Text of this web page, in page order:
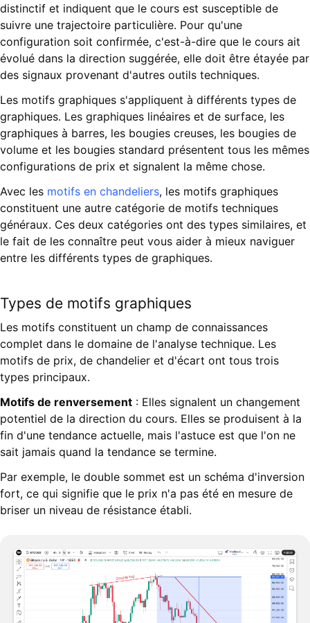
distinctif et indiquent que le cours est susceptible de
suivre une trajectoire particulière. Pour qu'une
configuration soit confirmée, c'est-à-dire que le cours ait
évolué dans la direction suggérée, elle doit être étayée par
des signaux provenant d'autres outils techniques.
Les motifs graphiques s'appliquent à différents types de
graphiques. Les graphiques linéaires et de surface, les
graphiques à barres, les bougies creuses, les bougies de
volume et les bougies standard présentent tous les mêmes
configurations de prix et signalent la même chose.
Avec les motifs en chandeliers, les motifs graphiques
constituent une autre catégorie de motifs techniques
généraux. Ces deux catégories ont des types similaires, et
le fait de les connaître peut vous aider à mieux naviguer
entre les différents types de graphiques.
Types de motifs graphiques
Les motifs constituent un champ de connaissances
complet dans le domaine de l'analyse technique. Les
motifs de prix, de chandelier et d'écart ont tous trois
types principaux.
Motifs de renversement : Elles signalent un changement
potentiel de la direction du cours. Elles se produisent à la
fin d'une tendance actuelle, mais l'astuce est que l'on ne
sait jamais quand la tendance se termine.
Par exemple, le double sommet est un schéma d'inversion
fort, ce qui signifie que le prix n'a pas été en mesure de
briser un niveau de résistance établi.